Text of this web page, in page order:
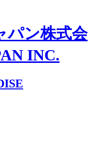
パン株式会
INC.